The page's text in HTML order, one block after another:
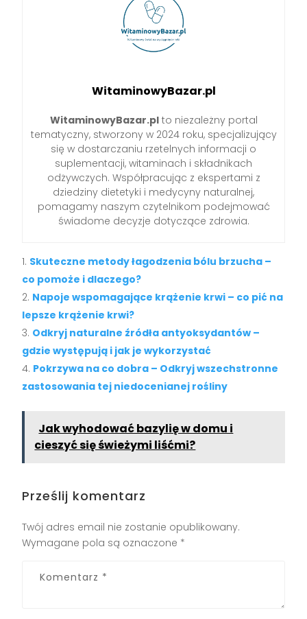
WitaminowyBazar.pl
WitaminowyBazar.plto niezależny portal
tematyczny, stworzony w 2024 roku, specjalizujący
się w dostarczaniu rzetelnych informacji o
suplementacji, witaminach i składnikach
odżywczych. Współpracując z ekspertami z
dziedziny dietetyki i medycyny naturalnej,
pomagamy naszym czytelnikom podejmować
świadome decyzje dotyczące zdrowia.
Skuteczne metody łagodzenia bólu brzucha –
co pomoże i dlaczego?
Napoje wspomagające krążenie krwi – co pić na
lepsze krążenie krwi?
Odkryj naturalne źródła antyoksydantów –
gdzie występują i jak je wykorzystać
Pokrzywa na co dobra – Odkryj wszechstronne
zastosowania tej niedocenianej rośliny
Jak wyhodować bazylię w domu i
cieszyć się świeżymi liśćmi?
Prześlij komentarz
Twój adres email nie zostanie opublikowany.
Wymagane pola są oznaczone *